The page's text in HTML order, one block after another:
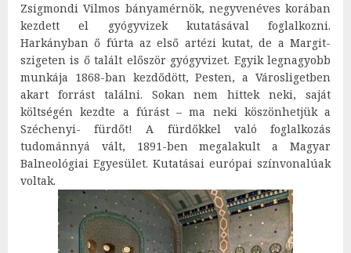
Zsigmondi Vilmos bányamérnök, negyvenéves korában
kezdett el gyógyvizek kutatásával foglalkozni.
Harkányban ő fúrta az első artézi kutat, de a Margit-
szigeten is ő talált először gyógyvizet. Egyik legnagyobb
munkája 1868-ban kezdődött, Pesten, a Városligetben
akart forrást találni. Sokan nem hittek neki, saját
költségén kezdte a fúrást – ma neki köszönhetjük a
Széchenyi- fürdőt! A fürdőkkel való foglalkozás
tudománnyá vált, 1891-ben megalakult a Magyar
Balneológiai Egyesület. Kutatásai európai színvonalúak
voltak.